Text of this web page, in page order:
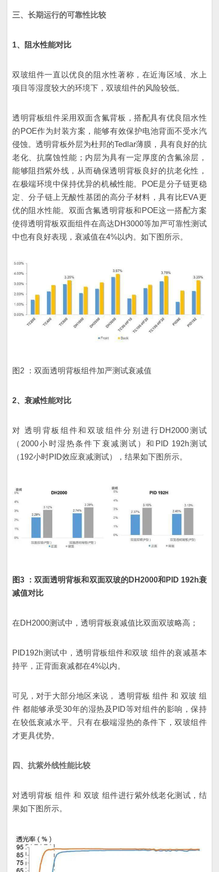
三、长期运行的可靠性比较
1、阻水性能对比
双玻组件一直以优良的阻水性著称，在近海区域、水上
项目等湿度较大的环境下，双玻组件的风险较低。
透明背板组件采用双面含氟背板，搭配具有优良阻水性
的POE作为封装方案，能够有效保护电池背面不受水汽
侵蚀。透明背板外层为杜邦的Tedlar薄膜，具有良好的抗
老化、抗腐蚀性能；内层为具有一定厚度的含氟涂层，
能够阻挡紫外线，从而确保透明背板良好的抗老化性，
在极端环境中保持优异的机械性能。POE是分子链更稳
定、分子链上无酸性基团的高分子材料，具有比EVA更
优的阻水性能。双面含氟透明背板和POE这一搭配方案
使得透明背板双面组件在高达DH3000等加严可靠性测试
中也有良好表现，衰减值在4%以内。如下图所示。
图2 ：双面透明背板组件加严测试衰减值
2、衰减性能对比
对 透明背板组件和双玻组件分别进行DH2000测试
（2000小时湿热条件下衰减测试）和PID 192h测试
（192小时PID效应衰减测试），结果如下图所示。
图3 ：双面透明背板和双面双玻的DH2000和PID 192h衰
减值对比
在DH2000测试中，透明背板衰减值比双面双玻略高；
PID192h测试中，透明背板组件和双玻 组件的衰减基本
持平，正背面衰减都在4%以内。
可见，对于大部分地区来说， 透明背板 组件 和 双玻 组
件 都能够承受30年的湿热及PID等对组件的影响，保持
在较低衰减水平。只有在极端湿热的条件下，双玻组件
才更具优势。
四、抗紫外线性能比较
对透明背板 组件 和 双玻 组件进行紫外线老化测试，结
果如下图所示。